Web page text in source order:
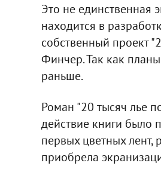
Это не единственная
находится в
собственный проект
Финчер. Так как
раньше.
Роман "20 тысяч лье
действие книги было
первых цветных лент,
приобрела